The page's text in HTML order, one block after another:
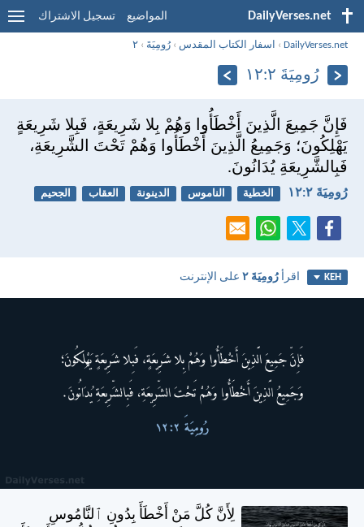
DailyVerses.net المواضيع تسجيل الاشتراك
DailyVerses.net
› اسفار الكتاب المقدس ›رُومِيَةَ ›٢
رُومِيَةَ ٢:‏١٢
فَإِنَّ جَمِيعَ الَّذِينَ أَخْطَأُوا وَهُمْ بِلا شَرِيعَةٍ، فَبِلا شَرِيعَةٍ
يَهْلِكُونَ؛ وَجَمِيعُ الَّذِينَ أَخْطَأُوا وَهُمْ تَحْتَ الشَّرِيعَةِ،
فَبِالشَّرِيعَةِ يُدَانُونَ.
رُومِيَةَ ٢:‏١٢ الخطية الناموس الدينونة العقاب الجحيم
KEH اقرأرُومِيَةَ ٢ على الإنترنت
لِأَنَّ كُلَّ مَنْ أَخْطَأَ بِدُونِ ٱلنَّامُوسِ